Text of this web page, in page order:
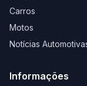
Carros
Motos
Notícias
Informações